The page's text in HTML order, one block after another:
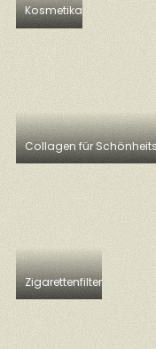
Kosmetika
Collagen für
Zigarettenfilter